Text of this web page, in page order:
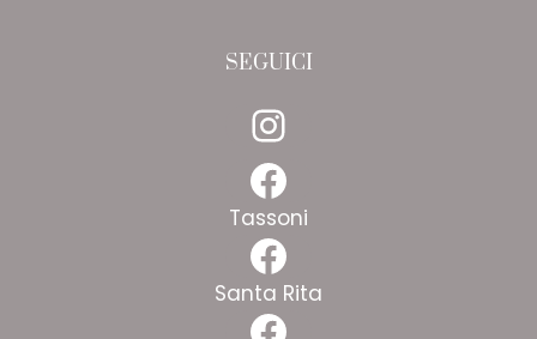
SEGUICI
Instagram
Facebook
Tassoni
Facebook
Santa Rita